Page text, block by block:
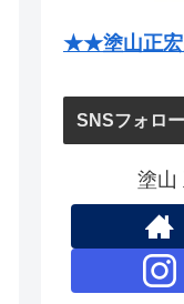
★★塗山正宏
SNSフォロ
塗山